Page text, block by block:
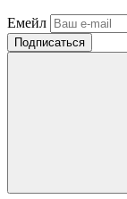
Емейл